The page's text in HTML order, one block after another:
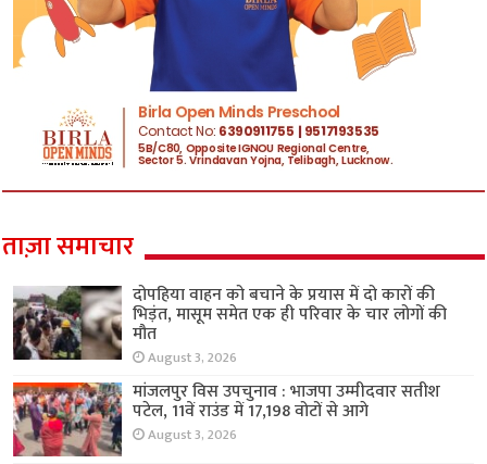
ताज़ा समाचार
दोपहिया वाहन को बचाने के प्रयास में दो कारों की
भिड़ंत, मासूम समेत एक ही परिवार के चार लोगों की
मौत
August 3, 2026
मांजलपुर विस उपचुनाव : भाजपा उम्मीदवार सतीश
पटेल, 11वें राउंड में 17,198 वोटों से आगे
August 3, 2026